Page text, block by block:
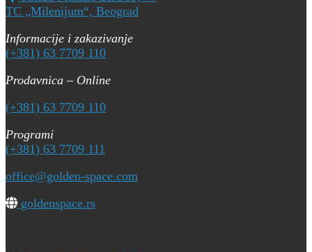
TC „Milenijum“, Beograd
Informacije i zakazivanje
(+381) 63 7709 110
Prodavnica – Online
(+381) 63 7709 110
Programi
(+381) 63 7709 111
office@golden-space.com
goldenspace.rs